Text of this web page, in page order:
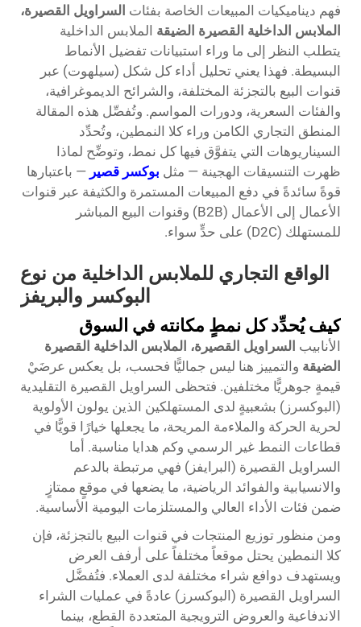
فهم ديناميكيات المبيعات الخاصة بفئات السراويل القصيرة،
الملابس الداخلية القصيرة الضيقة الملابس الداخلية
يتطلب النظر إلى ما وراء استبيانات تفضيل الأنماط
البسيطة. فهذا يعني تحليل أداء كل شكل (سيلهوت) عبر
قنوات البيع بالتجزئة المختلفة، والشرائح الديموغرافية،
والفئات السعرية، ودورات المواسم. وتُفصِّل هذه المقالة
المنطق التجاري الكامن وراء كلا النمطين، وتُحدِّد
السيناريوهات التي يتفوَّق فيها كل نمط، وتوضِّح لماذا
ظهرت التنسيقات الهجينة — مثل بوكسر قصير — باعتبارها
قوةً سائدةً في دفع المبيعات المستمرة والكثيفة عبر قنوات
الأعمال إلى الأعمال (B2B) وقنوات البيع المباشر
للمستهلك (D2C) على حدٍّ سواء.
الواقع التجاري للملابس الداخلية من نوع
البوكسر والبريفز
كيف يُحدِّد كل نمطٍ مكانته في السوق
الأنابيب السراويل القصيرة، الملابس الداخلية القصيرة
الضيقة والتمييز هنا ليس جماليًّا فحسب، بل يعكس عرضَيْ
قيمةٍ جوهريًّا مختلفين. فتحظى السراويل القصيرة التقليدية
(البوكسرز) بشعبيةٍ لدى المستهلكين الذين يولون الأولوية
لحرية الحركة والملاءمة المريحة، ما يجعلها خيارًا قويًّا في
قطاعات النمط غير الرسمي وكم هدايا مناسبة. أما
السراويل القصيرة (البرايفز) فهي مرتبطة بالدعم
والانسيابية والفوائد الرياضية، ما يضعها في موقعٍ ممتازٍ
ضمن فئات الأداء العالي والمستلزمات اليومية الأساسية.
ومن منظور توزيع المنتجات في قنوات البيع بالتجزئة، فإن
كلا النمطين يحتل موقعاً مختلفاً على أرفف العرض
ويستهدف دوافع شراء مختلفة لدى العملاء. فتُفضَّل
السراويل القصيرة (البوكسرز) عادةً في عمليات الشراء
الاندفاعية والعروض الترويجية المتعددة القطع، بينما